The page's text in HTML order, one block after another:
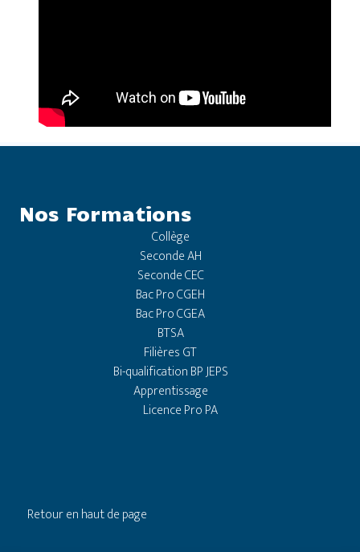
Nos Formations
Collège
Seconde AH
Seconde CEC
Bac Pro CGEH
Bac Pro CGEA
BTSA
Filières GT
Bi-qualification BP JEPS
Apprentissage
Licence Pro PA
Retour en haut de page